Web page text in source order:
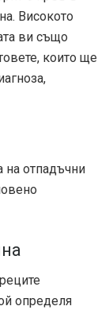
Високото
ви също
които ще
отпадъчни
определя